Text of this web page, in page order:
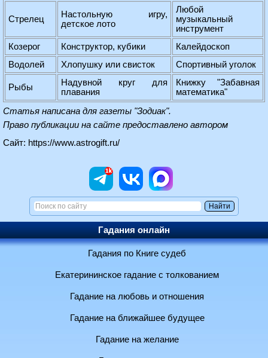
Стрелец
Настольную игру,
детское лото
Любой
музыкальный
инструмент
Козерог
Конструктор, кубики
Калейдоскоп
Водолей
Хлопушку или свисток Спортивный уголок
Рыбы
Надувной круг для
плавания
Книжку "Забавная
математика"
Статья написана для газеты "Зодиак".
Право публикации на сайте предоставлено автором
Сайт: https://www.astrogift.ru/
Гадания онлайн
Гадания по Книге судеб
Екатерининское гадание с толкованием
Гадание на любовь и отношения
Гадание на ближайшее будущее
Гадание на желание